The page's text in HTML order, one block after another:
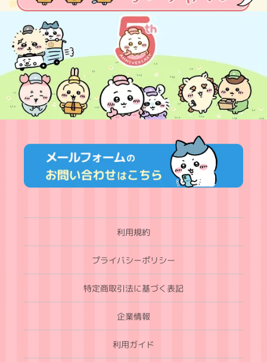
利用規約
プライバシーポリシー
特定商取引法に基づく表記
企業情報
利用ガイド